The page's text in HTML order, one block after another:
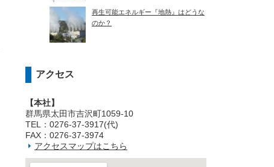
再生可能エネルギー『地熱』はどうな
のか？
アクセス
【本社】
群馬県太田市吉沢町1059-10
TEL：0276-37-3917(代)
FAX：0276-37-3974
アクセスマップはこちら